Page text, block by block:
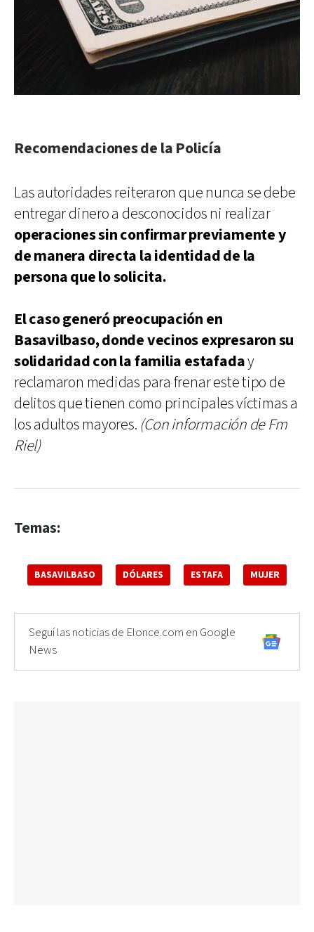
Recomendaciones de la Policía
Las autoridades reiteraron que nunca se debe
entregar dinero a desconocidos ni realizar
operaciones sin confirmar previamente y
de manera directa la identidad de la
persona que lo solicita.
El caso generó preocupación en
Basavilbaso, donde vecinos expresaron su
solidaridad con la familia estafaday
reclamaron medidas para frenar este tipo de
delitos que tienen como principales víctimas a
los adultos mayores. (Con información de Fm
Riel)
Temas:
BASAVILBASO DÓLARES ESTAFA MUJER
Seguí las noticias de Elonce.com en Google
News